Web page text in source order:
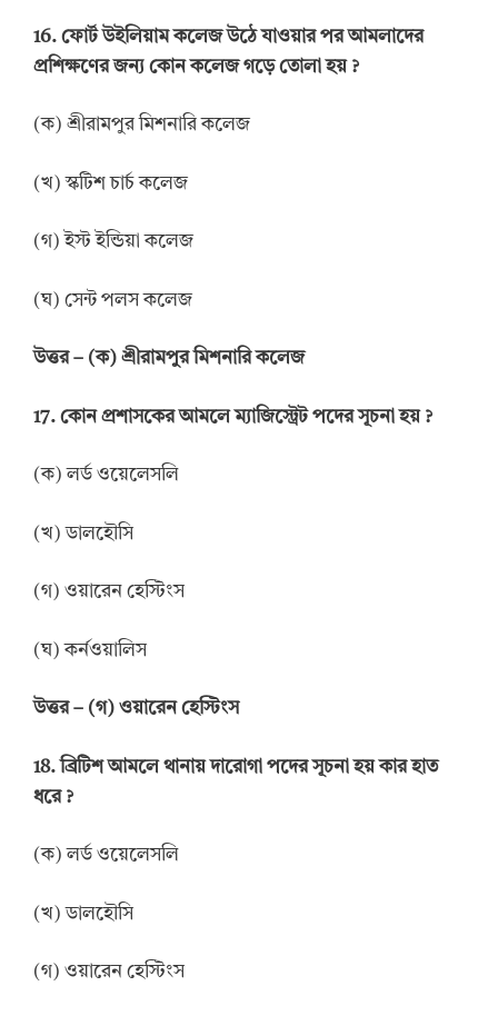
16. ফোর্ট উইলিয়াম কলেজ উঠে যাওয়ার পর আমলাদের
প্রশিক্ষণের জন্য কোন কলেজ গড়ে তোলা হয় ?
(ক) শ্রীরামপুর মিশনারি কলেজ
(খ) স্কটিশ চার্চ কলেজ
(গ) ইস্ট ইন্ডিয়া কলেজ
(ঘ) সেন্ট পলস কলেজ
উত্তর– (ক) শ্রীরামপুর মিশনারি কলেজ
17. কোন প্রশাসকের আমলে ম্যাজিস্ট্রেট পদের সূচনা হয় ?
(ক) লর্ড ওয়েলেসলি
(খ) ডালহৌসি
(গ) ওয়ারেন হেস্টিংস
(ঘ) কর্নওয়ালিস
উত্তর– (গ) ওয়ারেন হেস্টিংস
18.ব্রিটিশ আমলে থানায় দারোগা পদের সূচনা হয় কার হাত
ধরে ?
(ক) লর্ড ওয়েলেসলি
(খ) ডালহৌসি
(গ) ওয়ারেন হেস্টিংস